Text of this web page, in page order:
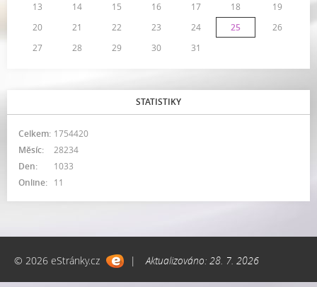
13
14 15 16 17 18
19
20
21 22 23 24 25
26
27
28 29 30 31
STATISTIKY
Online: 11
Celkem: 1754420
Měsíc:
28234
Den:
1033
© 2026 eStránky.cz | Aktualizováno: 28. 7. 2026